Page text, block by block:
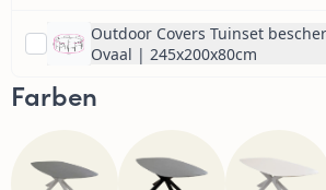
Outdoor Covers Tuinset
Ovaal | 245x200x80cm
Farben